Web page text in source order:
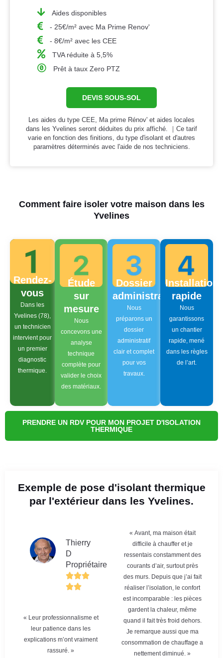
Aides disponibles
- 25€/m² avec Ma Prime Renov'
- 8€/m² avec les CEE
TVA réduite à 5,5%
Prêt à taux Zero PTZ
DEVIS SOUS-SOL
Les aides du type CEE, Ma prime Rénov' et aides locales
dans les Yvelines seront déduites du prix affiché. ｜Ce tarif
varie en fonction des finitions, du type d'isolant et d'autres
paramètres déterminés avec l'aide de nos techniciens.
Comment faire isoler votre maison dans les
Yvelines
Rendez-
vous
Dans les
Yvelines (78),
un technicien
intervient pour
un premier
diagnostic
thermique.
Étude
sur
mesure
Nous
concevons une
analyse
technique
complète pour
valider le choix
des matériaux.
Dossier
administratif
Nous
préparons un
dossier
administratif
clair et complet
pour vos
travaux.
Installation
rapide
Nous
garantissons
un chantier
rapide, mené
dans les règles
de l’art.
PRENDRE UN RDV POUR MON PROJET D'ISOLATION
THERMIQUE
Exemple de pose d'isolant thermique
par l'extérieur dans les Yvelines.
Thierry
D
Propriétaire
« Leur professionnalisme et
leur patience dans les
explications m’ont vraiment
rassuré. »
« Avant, ma maison était
difficile à chauffer et je
ressentais constamment des
courants d’air, surtout près
des murs. Depuis que j’ai fait
réaliser l’isolation, le confort
est incomparable : les pièces
gardent la chaleur, même
quand il fait très froid dehors.
Je remarque aussi que ma
consommation de chauffage a
nettement diminué. »